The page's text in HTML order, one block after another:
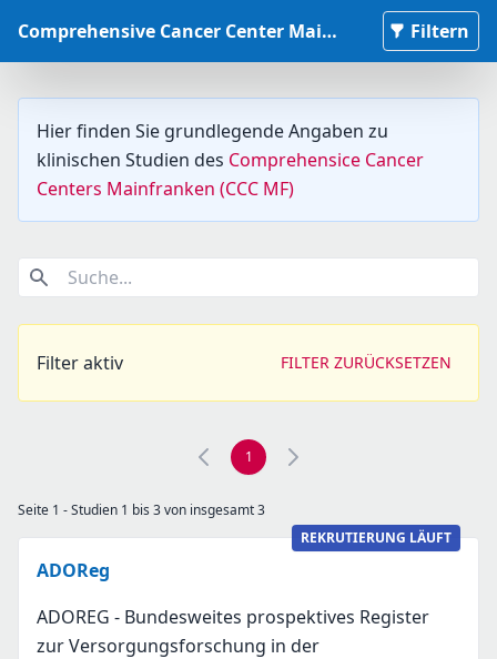
Comprehensive Cancer Center Mainfranken Studiendatenbank Filtern
Hier finden Sie grundlegende Angaben zu
klinischen Studien des Comprehensice Cancer
Centers Mainfranken (CCC MF)
Suche...
Filter aktiv FILTER ZURÜCKSETZEN
1
Seite 1 - Studien 1 bis 3 von insgesamt 3
REKRUTIERUNG LÄUFT
ADOReg
ADOREG - Bundesweites prospektives Register
zur Versorgungsforschung in der